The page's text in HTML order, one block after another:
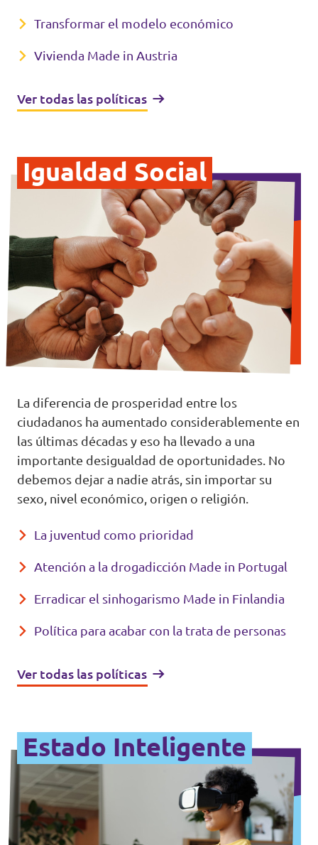
Transformar el modelo económico
Vivienda Made in Austria
Ver todas las políticas
Igualdad Social
La diferencia de prosperidad entre los
ciudadanos ha aumentado considerablemente en
las últimas décadas y eso ha llevado a una
importante desigualdad de oportunidades. No
debemos dejar a nadie atrás, sin importar su
sexo, nivel económico, origen o religión.
La juventud como prioridad
Atención a la drogadicción Made in Portugal
Erradicar el sinhogarismo Made in Finlandia
Política para acabar con la trata de personas
Ver todas las políticas
Estado Inteligente